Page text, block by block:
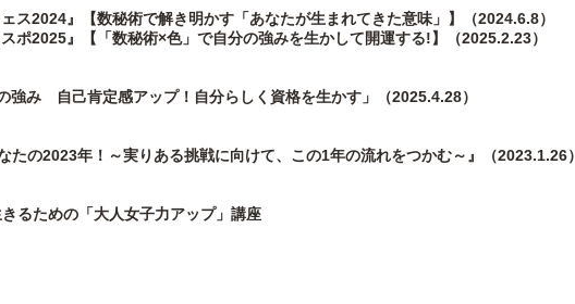
ス2024』【数秘術で解き明かす「あなたが生まれてきた意味」】
（2024.6.8）
ポ2025』【「数秘術×色」で自分の強みを生かして開運する!】（2025.2.23）
強み 自己肯定感アップ！自分らしく資格を生かす」（2025.4.28）
の2023年！～実りある挑戦に向けて、この1年の流れをつかむ～』
（2023.1.26）
ための「大人女子力アップ」講座